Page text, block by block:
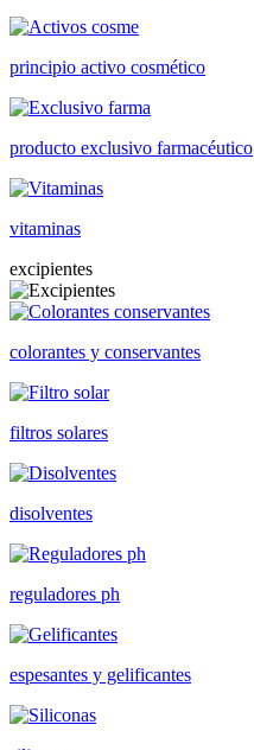
principio activo cosmético
producto exclusivo farmacéutico
vitaminas
excipientes
colorantes y conservantes
filtros solares
disolventes
reguladores ph
espesantes y gelificantes